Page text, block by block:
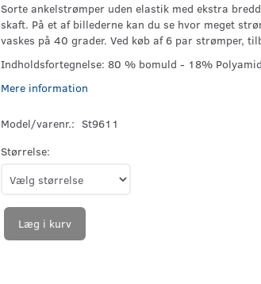
Sorte ankelstrømper uden elastik med ekstra
skaft. På et af billederne kan du se hvor meget
vaskes på 40 grader. Ved køb af 6 par strømper,
Indholdsfortegnelse: 80 % bomuld - 18%
Mere information
Model/varenr.: St9611
Størrelse:
Læg i kurv